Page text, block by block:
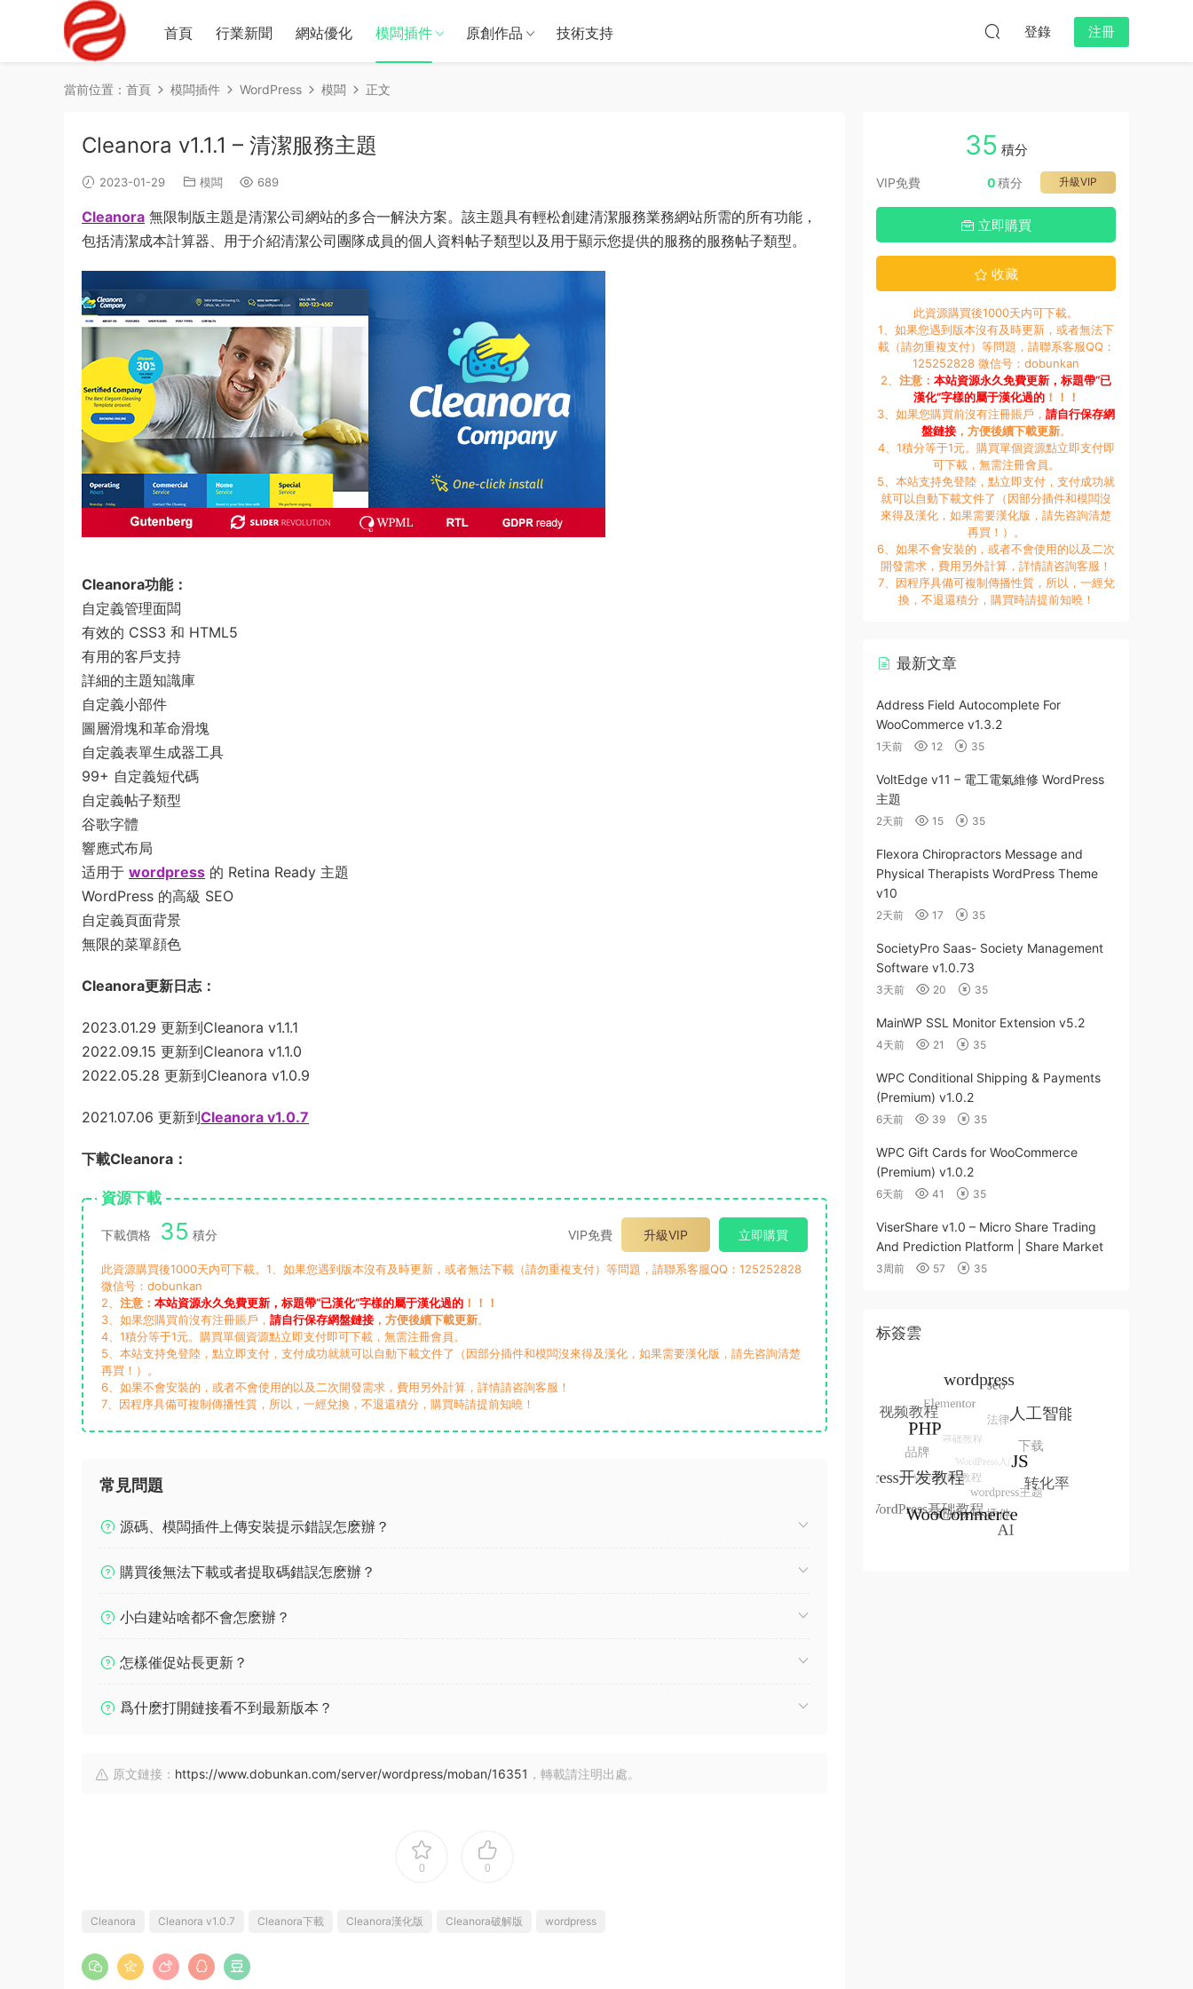
首頁 行業新聞 網站優化 模闆插件 原創作品 技術支持 登錄 注冊
當前位置： 首頁 模闆插件 WordPress 模闆 正文
Cleanora v1.1.1 – 清潔服務主題
2023-01-29 模闆 689
Cleanora 無限制版主題是清潔公司網站的多合一解決方案。該主題具有輕松創建清潔服務業務網站所需的所有功能，
包括清潔成本計算器、用于介紹清潔公司團隊成員的個人資料帖子類型以及用于顯示您提供的服務的服務帖子類型。
Cleanora功能：
自定義管理面闆
有效的 CSS3 和 HTML5
有用的客戶支持
詳細的主題知識庫
自定義小部件
圖層滑塊和革命滑塊
自定義表單生成器工具
99+ 自定義短代碼
自定義帖子類型
谷歌字體
響應式布局
适用于 wordpress 的 Retina Ready 主題
WordPress 的高級 SEO
自定義頁面背景
無限的菜單顔色
Cleanora更新日志：
2023.01.29 更新到Cleanora v1.1.1
2022.09.15 更新到Cleanora v1.1.0
2022.05.28 更新到Cleanora v1.0.9
2021.07.06 更新到Cleanora v1.0.7
下載Cleanora：
資源下載
下載價格 35 積分 VIP免費 升級VIP 立即購買
此資源購買後1000天内可下載。1、如果您遇到版本沒有及時更新，或者無法下載（請勿重複支付）等問題，請聯系客服QQ：125252828
微信号：dobunkan
2、 注意： 本站資源永久免費更新，标題帶“已漢化”字樣的屬于漢化過的 ！！！
3、如果您購買前沒有注冊賬戶， 請自行保存網盤鏈接 ，方便後續下載更新。
4、1積分等于1元。購買單個資源點立即支付即可下載，無需注冊會員。
5、本站支持免登陸，點立即支付，支付成功就就可以自動下載文件了（因部分插件和模闆沒來得及漢化，如果需要漢化版，請先咨詢清楚
再買！）。
6、如果不會安裝的，或者不會使用的以及二次開發需求，費用另外計算，詳情請咨詢客服！
7、因程序具備可複制傳播性質，所以，一經兌換，不退還積分，購買時請提前知曉！
常見問題
源碼、模闆插件上傳安裝提示錯誤怎麽辦？
購買後無法下載或者提取碼錯誤怎麽辦？
小白建站啥都不會怎麽辦？
怎樣催促站長更新？
爲什麽打開鏈接看不到最新版本？
原文鏈接： https://www.dobunkan.com/server/wordpress/moban/16351 ，轉載請注明出處。
0 0
Cleanora Cleanora v1.0.7 Cleanora下載 Cleanora漢化版 Cleanora破解版 wordpress
35 積分
VIP免費 升級VIP
0積分
立即購買
收藏
此資源購買後1000天内可下載。
1、如果您遇到版本沒有及時更新，或者無法下
載（請勿重複支付）等問題，請聯系客服QQ：
125252828 微信号：dobunkan
2、 注意： 本站資源永久免費更新，标題帶“已
漢化”字樣的屬于漢化過的！！！
3、如果您購買前沒有注冊賬戶， 請自行保存網
盤鏈接，方便後續下載更新。
4、1積分等于1元。購買單個資源點立即支付即
可下載，無需注冊會員。
5、本站支持免登陸，點立即支付，支付成功就
就可以自動下載文件了（因部分插件和模闆沒
來得及漢化，如果需要漢化版，請先咨詢清楚
再買！）。
6、如果不會安裝的，或者不會使用的以及二次
開發需求，費用另外計算，詳情請咨詢客服！
7、因程序具備可複制傳播性質，所以，一經兌
換，不退還積分，購買時請提前知曉！
最新文章
Address Field Autocomplete For
WooCommerce v1.3.2
1天前 12 35
VoltEdge v11 – 電工電氣維修 WordPress
主題
2天前 15 35
Flexora Chiropractors Message and
Physical Therapists WordPress Theme
v10
2天前 17 35
SocietyPro Saas- Society Management
Software v1.0.73
3天前 20 35
MainWP SSL Monitor Extension v5.2
4天前 21 35
WPC Conditional Shipping & Payments
(Premium) v1.0.2
6天前 39 35
WPC Gift Cards for WooCommerce
(Premium) v1.0.2
6天前 41 35
ViserShare v1.0 – Micro Share Trading
And Prediction Platform | Share Market
3周前 57 35
标簽雲